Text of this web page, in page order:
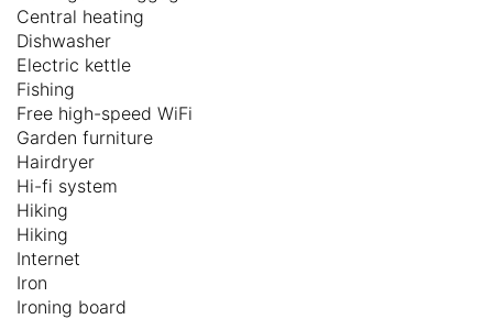
Central heating
Dishwasher
Electric kettle
Fishing
Free high-speed WiFi
Garden furniture
Hairdryer
Hi-fi system
Hiking
Hiking
Internet
Iron
Ironing board